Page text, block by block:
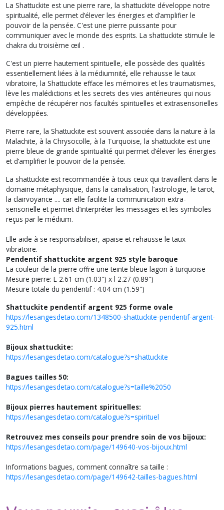
La Shattuckite est une pierre rare, la shattuckite développe notre
spiritualité, elle permet d’élever les énergies et d’amplifier le
pouvoir de la pensée. C'est une pierre puissante pour
communiquer avec le monde des esprits. La shattuckite stimule le
chakra du troisième œil .
C'est un pierre hautement spirituelle, elle possède des qualités
essentiellement liées à la médiumnité, elle rehausse le taux
vibratoire, la Shattuckite efface les mémoires et les traumatismes,
lève les malédictions et les secrets des vies antérieures qui nous
empêche de récupérer nos facultés spirituelles et extrasensorielles
développées.
Pierre rare, la Shattuckite est souvent associée dans la nature à la
Malachite, à la Chrysocolle, à la Turquoise, la shattuckite est une
pierre bleue de grande spiritualité qui permet d’élever les énergies
et d’amplifier le pouvoir de la pensée.
La shattuckite est recommandée à tous ceux qui travaillent dans le
domaine métaphysique, dans la canalisation, l’astrologie, le tarot,
la clairvoyance .... car elle facilite la communication extra-
sensorielle et permet d’interpréter les messages et les symboles
reçus par le médium.
Elle aide à se responsabiliser, apaise et rehausse le taux
vibratoire.
Pendentif shattuckite argent 925 style baroque
La couleur de la pierre offre une teinte bleue lagon à turquoise
Mesure pierre: L 2.61 cm (1.03") x l 2.27 (0.89")
Mesure totale du pendentif : 4.04 cm (1.59")
Shattuckite pendentif argent 925 forme ovale
https://lesangesdetao.com/1348500-shattuckite-pendentif-argent-
925.html
Bijoux shattuckite:
https://lesangesdetao.com/catalogue?s=shattuckite
Bagues tailles 50:
https://lesangesdetao.com/catalogue?s=taille%2050
Bijoux pierres hautement spirituelles:
https://lesangesdetao.com/catalogue?s=spirituel
Retrouvez mes conseils pour prendre soin de vos bijoux:
https://lesangesdetao.com/page/149640-vos-bijoux.html
Informations bagues, comment connaître sa taille :
https://lesangesdetao.com/page/149642-tailles-bagues.html